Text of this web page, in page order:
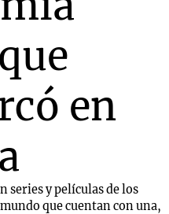
en
series y películas de los
que cuentan con una,